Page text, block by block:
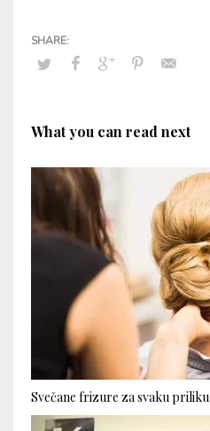
What you can read next
Svečane frizure za svaku priliku